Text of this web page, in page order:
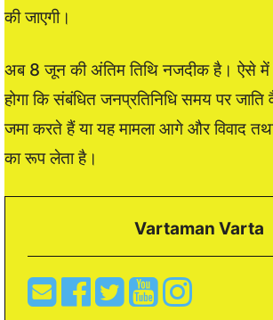
की जाएगी।
अब 8 जून की अंतिम तिथि नजदीक है। ऐसे में
होगा कि संबंधित जनप्रतिनिधि समय पर जाति
जमा करते हैं या यह मामला आगे और विवाद
का रूप लेता है।
Vartaman Varta